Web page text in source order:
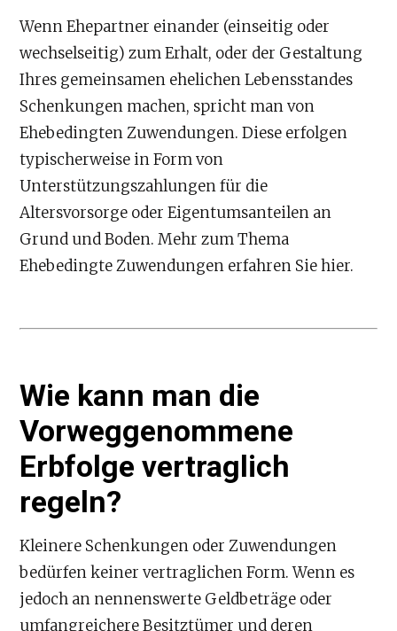
Wenn Ehepartner einander (einseitig oder
wechselseitig) zum Erhalt, oder der Gestaltung
Ihres gemeinsamen ehelichen Lebensstandes
Schenkungen machen, spricht man von
Ehebedingten Zuwendungen. Diese erfolgen
typischerweise in Form von
Unterstützungszahlungen für die
Altersvorsorge oder Eigentumsanteilen an
Grund und Boden. Mehr zum Thema
Ehebedingte Zuwendungen erfahren Sie hier.
Wie kann man die
Vorweggenommene
Erbfolge vertraglich
regeln?
Kleinere Schenkungen oder Zuwendungen
bedürfen keiner vertraglichen Form. Wenn es
jedoch an nennenswerte Geldbeträge oder
umfangreichere Besitztümer und deren